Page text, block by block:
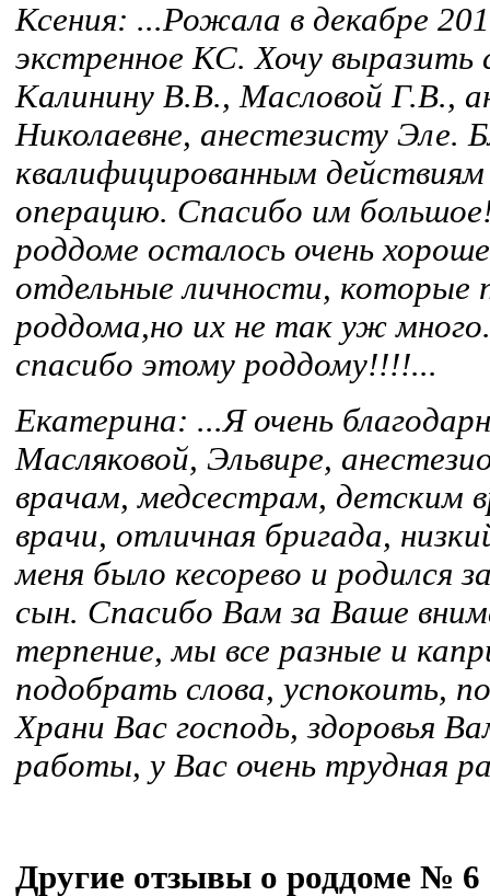
Ксения: ...Рожала в декабре
экстренное КС. Хочу выразить
Калинину В.В., Масловой Г.В.,
Николаевне, анестезисту Эле.
квалифицированным действиям
операцию. Спасибо им
роддоме осталось очень
отдельные личности,
роддома,но их не так уж
спасибо этому роддому!!!!...
Екатерина: ...Я очень
Масляковой, Эльвире,
врачам, медсестрам, детским
врачи, отличная бригада,
меня было кесорево и родился
сын. Спасибо Вам за Ваше
терпение, мы все разные и
подобрать слова, успокоить,
Храни Вас господь, здоровья
работы, у Вас очень трудная
Другие отзывы о роддоме № 6